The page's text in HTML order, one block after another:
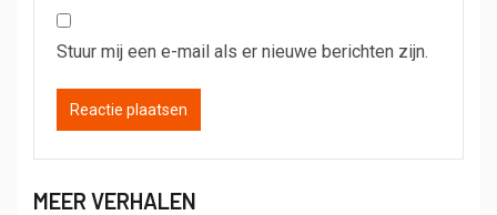
Stuur mij een e-mail als er nieuwe berichten zijn.
MEER VERHALEN